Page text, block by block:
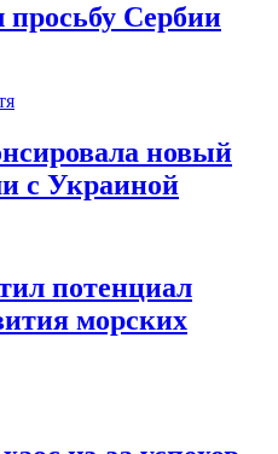
просьбу Сербии
новый
с Украиной
потенциал
морских